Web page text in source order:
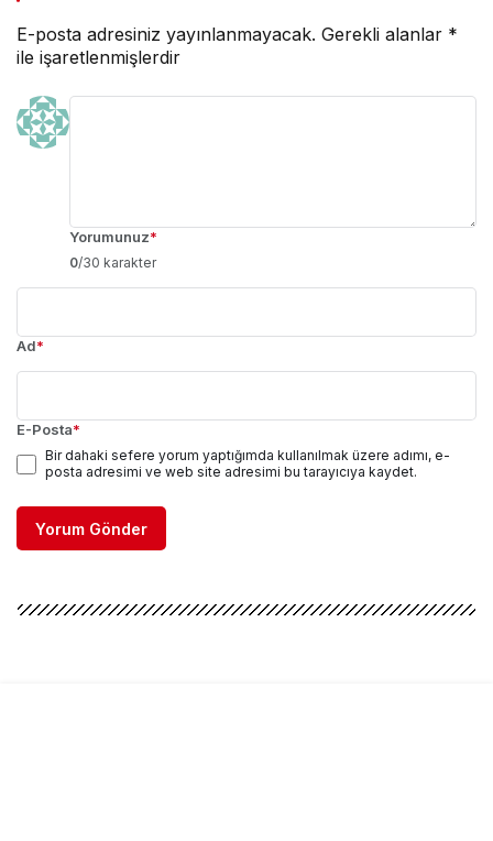
E-posta adresiniz yayınlanmayacak. Gerekli alanlar *
ile işaretlenmişlerdir
Yorumunuz*
0/30 karakter
Ad*
E-Posta*
Bir dahaki sefere yorum yaptığımda kullanılmak üzere adımı, e-
posta adresimi ve web site adresimi bu tarayıcıya kaydet.
Yorum Gönder